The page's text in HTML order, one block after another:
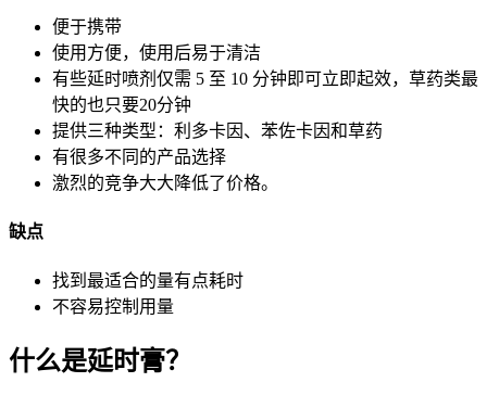
便于携带
使用方便，使用后易于清洁
有些延时喷剂仅需 5 至 10 分钟即可立即起效，草药类最
快的也只要20分钟
提供三种类型：利多卡因、苯佐卡因和草药
有很多不同的产品选择
激烈的竞争大大降低了价格。
缺点
找到最适合的量有点耗时
不容易控制用量
什么是延时膏？